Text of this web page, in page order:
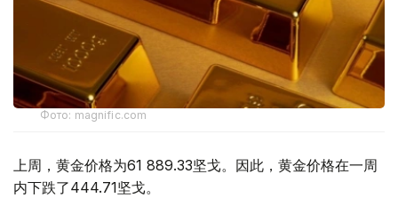
Фото: magnific.com
上周，黄金价格为61 889.33坚戈。因此，黄金价格在一周
内下跌了444.71坚戈。